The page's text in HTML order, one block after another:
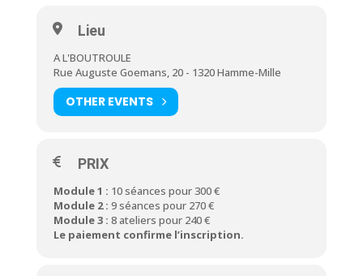
Lieu
A L'BOUTROULE
Rue Auguste Goemans, 20 - 1320 Hamme-Mille
OTHER EVENTS
PRIX
Module 1 : 10 séances pour 300 €
Module 2 : 9 séances pour 270 €
Module 3 : 8 ateliers pour 240 €
Le paiement confirme l’inscription.